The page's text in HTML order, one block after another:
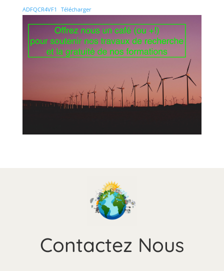
ADFQCR4VF1 Télécharger
Contactez Nous